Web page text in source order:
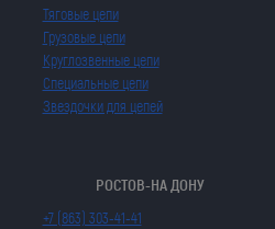
Тяговые цепи
Грузовые цепи
Круглозвенные цепи
Специальные цепи
Звездочки для цепей
РОСТОВ-НА ДОНУ
+7 (863) 303-41-41